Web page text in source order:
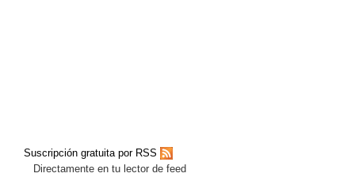
Suscripción gratuita por RSS
Directamente en tu lector de feed